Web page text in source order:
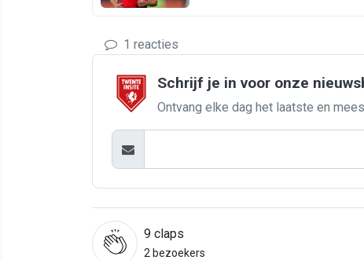
1 reacties
Schrijf je in voor onze
Ontvang elke dag het laatste en
9 claps
2 bezoekers